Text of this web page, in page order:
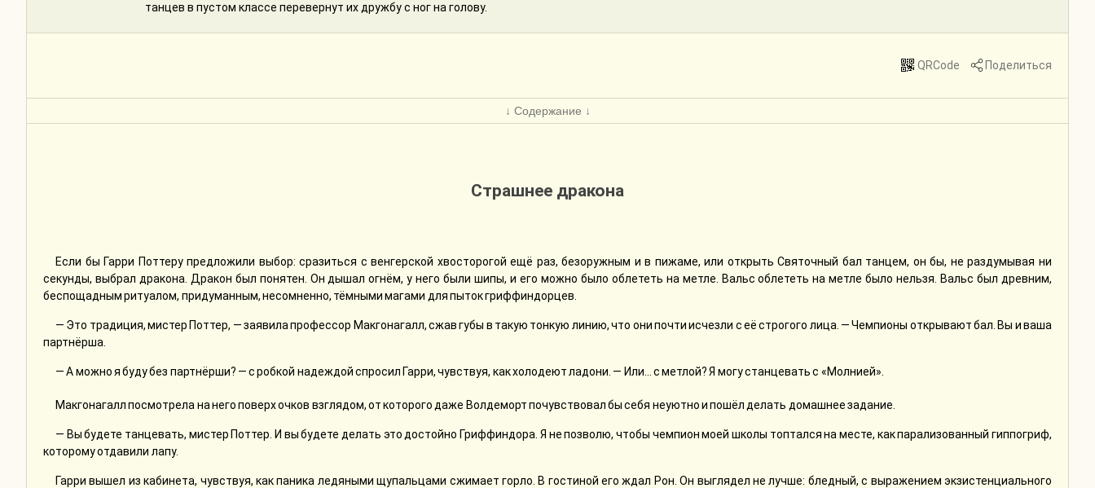
танцев в пустом классе перевернут их дружбу с ног на голову.
QRCode Поделиться
↓ Содержание ↓
Страшнее дракона
Если бы Гарри Поттеру предложили выбор: сразиться с венгерской хвосторогой ещё раз, безоружным и в пижаме, или открыть Святочный бал танцем, он бы, не раздумывая ни
секунды, выбрал дракона. Дракон был понятен. Он дышал огнём, у него были шипы, и его можно было облететь на метле. Вальс облететь на метле было нельзя. Вальс был древним,
беспощадным ритуалом, придуманным, несомненно, тёмными магами для пыток гриффиндорцев.
— Это традиция, мистер Поттер, — заявила профессор Макгонагалл, сжав губы в такую тонкую линию, что они почти исчезли с её строгого лица. — Чемпионы открывают бал. Вы и ваша
партнёрша.
— А можно я буду без партнёрши? — с робкой надеждой спросил Гарри, чувствуя, как холодеют ладони. — Или… с метлой? Я могу станцевать с «Молнией».
Макгонагалл посмотрела на него поверх очков взглядом, от которого даже Волдеморт почувствовал бы себя неуютно и пошёл делать домашнее задание.
— Вы будете танцевать, мистер Поттер. И вы будете делать это достойно Гриффиндора. Я не позволю, чтобы чемпион моей школы топтался на месте, как парализованный гиппогриф,
которому отдавили лапу.
Гарри вышел из кабинета, чувствуя, как паника ледяными щупальцами сжимает горло. В гостиной его ждал Рон. Он выглядел не лучше: бледный, с выражением экзистенциального